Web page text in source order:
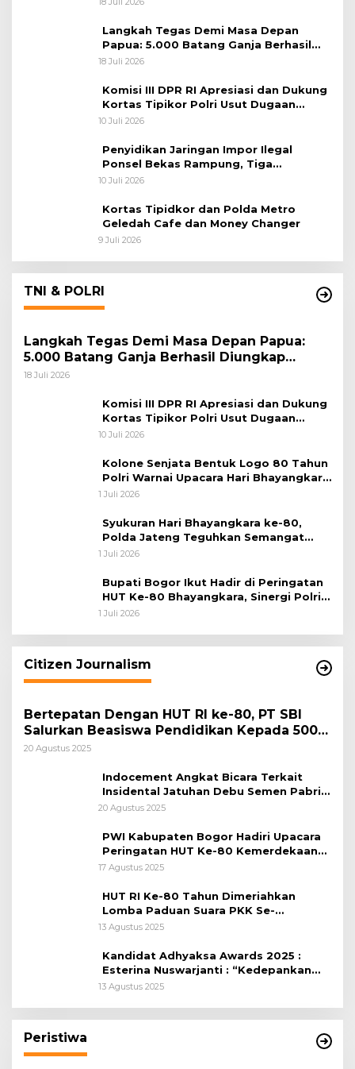
Langkah Tegas Demi Masa Depan
Papua: 5.000 Batang Ganja Berhasil
Diungkap Koops TNI Habema
18 Juli 2026
Komisi III DPR RI Apresiasi dan Dukung
Kortas Tipikor Polri Usut Dugaan
Korupsi Batu Bara
10 Juli 2026
Penyidikan Jaringan Impor Ilegal
Ponsel Bekas Rampung, Tiga
Tersangka Sudah P-21 dan Satu Buron
10 Juli 2026
Kortas Tipidkor dan Polda Metro
Geledah Cafe dan Money Changer
9 Juli 2026
TNI & POLRI
Langkah Tegas Demi Masa Depan Papua:
5.000 Batang Ganja Berhasil Diungkap
Koops TNI Habema
18 Juli 2026
Komisi III DPR RI Apresiasi dan Dukung
Kortas Tipikor Polri Usut Dugaan
Korupsi Batu Bara
10 Juli 2026
Kolone Senjata Bentuk Logo 80 Tahun
Polri Warnai Upacara Hari Bhayangkara
ke-80
1 Juli 2026
Syukuran Hari Bhayangkara ke-80,
Polda Jateng Teguhkan Semangat
Pengabdian dan Pererat Kebersamaan
1 Juli 2026
Bupati Bogor Ikut Hadir di Peringatan
HUT Ke-80 Bhayangkara, Sinergi Polri
dan Pemkab Bogor Jadi Kunci Menjaga
1 Juli 2026
Citizen Journalism
Bertepatan Dengan HUT RI ke-80, PT SBI
Salurkan Beasiswa Pendidikan Kepada 500
Pelajar
20 Agustus 2025
Indocement Angkat Bicara Terkait
Insidental Jatuhan Debu Semen Pabrik
Citeureup
20 Agustus 2025
PWI Kabupaten Bogor Hadiri Upacara
Peringatan HUT Ke-80 Kemerdekaan
RI, di Lapangan Tegar Beriman
17 Agustus 2025
HUT RI Ke-80 Tahun Dimeriahkan
Lomba Paduan Suara PKK Se-
Kabupaten Bogor
13 Agustus 2025
Kandidat Adhyaksa Awards 2025 :
Esterina Nuswarjanti : “Kedepankan
Keadilan Restoratif Wujudkan
13 Agustus 2025
Peristiwa